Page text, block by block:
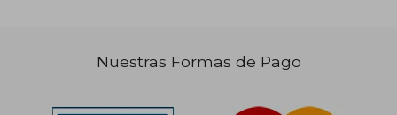
$ 94.735
Nuestras Formas de Pago